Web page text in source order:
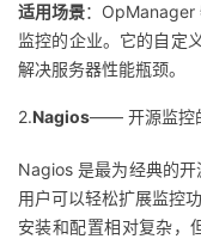
动
关
注
的
开
者
我
的
我
支
适用场景：OpManager
监控的企业。它的自定
解决服务器性能瓶颈。
2.Nagios—— 开源监控
Nagios 是最为经典的
用户可以轻松扩展监控
安装和配置相对复杂，